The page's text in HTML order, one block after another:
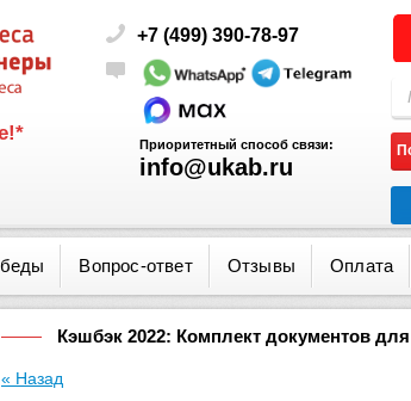
+7 (499) 390-78-97
Приоритетный способ связи:
info@ukab.ru
Вопрос-ответ Отзывы Оплата
Кэшбэк 2022: Комплект документов
« Назад